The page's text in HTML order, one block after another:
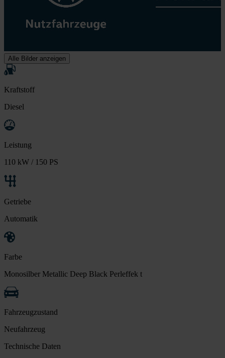
Alle Bilder anzeigen
Kraftstoff
Diesel
Leistung
110 kW / 150 PS
Getriebe
Automatik
Farbe
Monosilber Metallic Deep Black Perleffek t
Fahrzeugzustand
Neufahrzeug
Technische Daten